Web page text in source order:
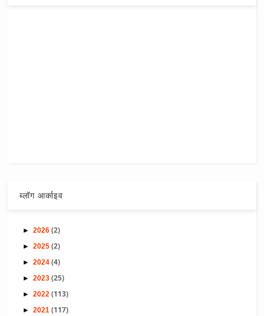
ब्लॉग आर्काइव
►2026(2)
►2025(2)
►2024(4)
►2023(25)
►2022(113)
►2021(117)